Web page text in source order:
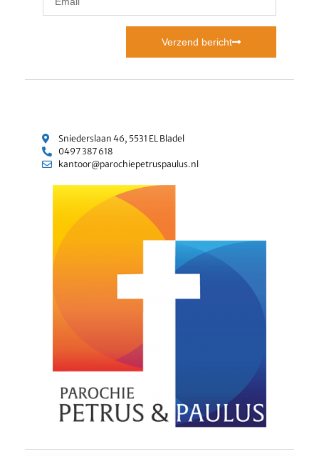
Verzend bericht
Sniederslaan 46, 5531 EL Bladel
0497 387 618
kantoor@parochiepetruspaulus.nl